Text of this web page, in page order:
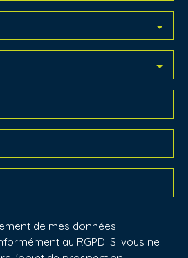
de mes données
au RGPD. Si vous ne